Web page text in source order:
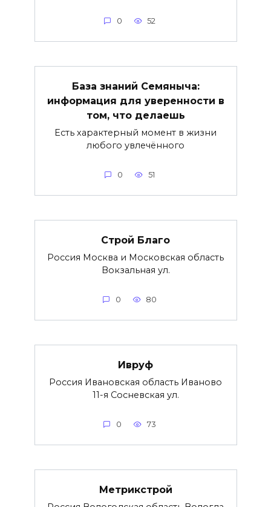
0 52
База знаний Семяныча:
информация для уверенности в
том, что делаешь
Есть характерный момент в жизни
любого увлечённого
0 51
Строй Благо
Россия Москва и Московская область
Вокзальная ул.
0 80
Ивруф
Россия Ивановская область Иваново
11-я Сосневская ул.
0 73
Метрикстрой